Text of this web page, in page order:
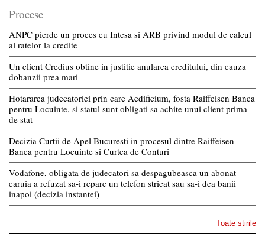
Procese
ANPC pierde un proces cu Intesa si ARB privind modul de calcul
al ratelor la credite
Un client Credius obtine in justitie anularea creditului, din cauza
dobanzii prea mari
Hotararea judecatoriei prin care Aedificium, fosta Raiffeisen Banca
pentru Locuinte, si statul sunt obligati sa achite unui client prima
de stat
Decizia Curtii de Apel Bucuresti in procesul dintre Raiffeisen
Banca pentru Locuinte si Curtea de Conturi
Vodafone, obligata de judecatori sa despagubeasca un abonat
caruia a refuzat sa-i repare un telefon stricat sau sa-i dea banii
inapoi (decizia instantei)
Toate stirile